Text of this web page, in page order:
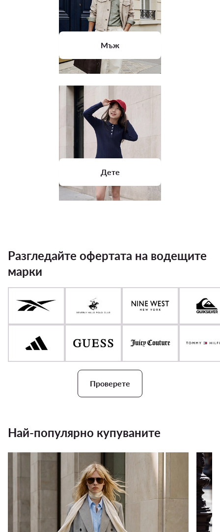
Мъж
Дете
Разгледайте офертата на водещите
марки
Проверете
Най-популярно купуваните